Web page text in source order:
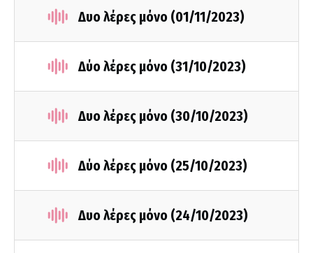
Δυο λέρες μόνο (01/11/2023)
Δύο λέρες μόνο (31/10/2023)
Δυο λέρες μόνο (30/10/2023)
Δύο λέρες μόνο (25/10/2023)
Δυο λέρες μόνο (24/10/2023)